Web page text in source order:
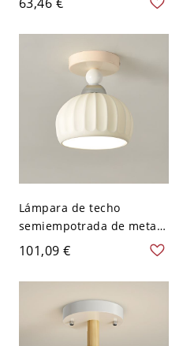
pantalla metálica que
brilla hacia abajo - 110 A
120 V Estilo 1
Lámpara de techo
semiempotrada de metal
con pantalla de cerámica
blanca moderna y
dirección hacia abajo -
Blanco 110 A 120 V Tazón
101,09 €